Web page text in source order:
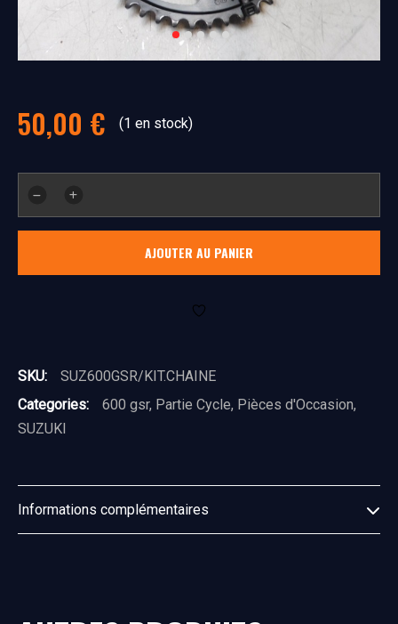
50,00 € (1 en stock)
kit
AJOUTER AU PANIER
SKU:
SUZ600GSR/KIT.CHAINE
Categories:
600 gsr, Partie Cycle, Pièces d'Occasion,
SUZUKI
Informations complémentaires